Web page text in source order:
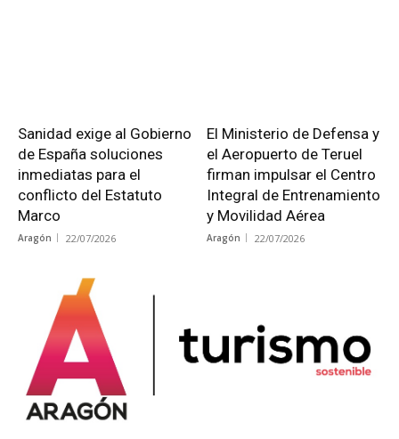
Sanidad exige al Gobierno
de España soluciones
inmediatas para el
conflicto del Estatuto
Marco
Aragón 22/07/2026
El Ministerio de Defensa y
el Aeropuerto de Teruel
firman impulsar el Centro
Integral de Entrenamiento
y Movilidad Aérea
Aragón 22/07/2026